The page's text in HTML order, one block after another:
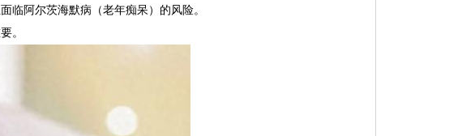
临阿尔茨海默病（老年痴呆）的风险。
。